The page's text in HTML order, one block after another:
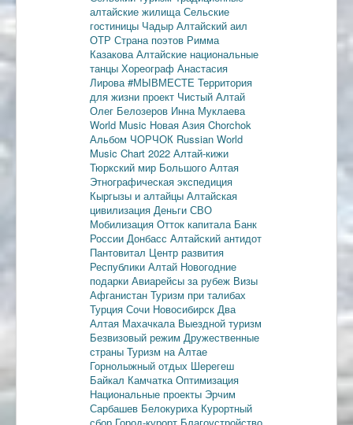
алтайские жилищаСельские
гостиницы Чадыр Алтайский аил
ОТР Страна поэтов Римма
КазаковаАлтайские национальные
танцы Хореограф Анастасия
Лирова#МЫВМЕСТЕ Территория
для жизни проект Чистый Алтай
Олег Белозеров Инна Муклаева
World Music Новая Азия Chorchok
Альбом ЧОРЧОК Russian World
Music Chart 2022 Алтай-кижи
Тюркский мир Большого Алтая
Этнографическая экспедиция
Кыргызы и алтайцы Алтайская
цивилизация Деньги СВО
Мобилизация Отток капитала Банк
России Донбасс Алтайский антидот
Пантовитал Центр развития
Республики Алтай Новогодние
подарки Авиарейсы за рубеж Визы
Афганистан Туризм при талибах
Турция Сочи Новосибирск Два
Алтая Махачкала Выездной туризм
Безвизовый режим Дружественные
страны Туризм на Алтае
Горнолыжный отдых Шерегеш
Байкал КамчаткаОптимизация
Национальные проекты Эрчим
Сарбашев Белокуриха Курортный